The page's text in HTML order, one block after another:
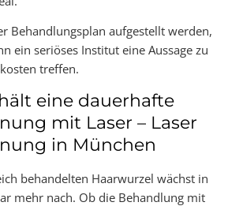
Behandlungsplan aufgestellt werden,
ein seriöses Institut eine Aussage zu
treffen.
eine dauerhafte
mit Laser – Laser
in München
behandelten Haarwurzel wächst in
mehr nach. Ob die Behandlung mit